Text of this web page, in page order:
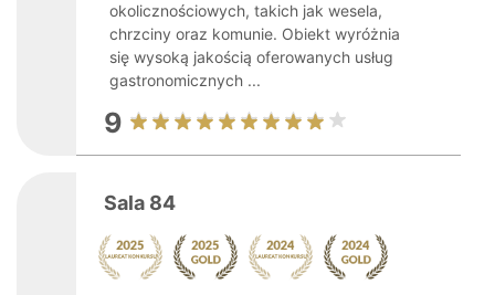
okolicznościowych, takich jak wesela,
chrzciny oraz komunie. Obiekt wyróżnia
się wysoką jakością oferowanych usług
gastronomicznych ...
9
Sala 84